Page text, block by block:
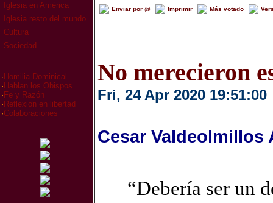
Iglesia en América
Iglesia resto del mundo
Cultura
Sociedad
· Homilia Dominical
· Hablan los Obispos
· Fe y Razón
· Reflexion en libertad
·Colaboraciones
Enviar por @ Imprimir Más votado
No merecieron
Fri, 24 Apr 2020 19:51:00
Cesar Valdeolmillos
“Debería ser un